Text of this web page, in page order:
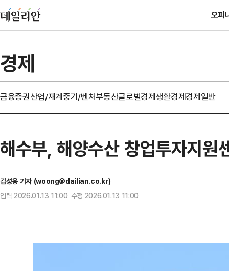
오피
경제
금융증권산업/재계중기/벤처부동산글로벌경제생활경제경제일반
해수부, 해양수산 창업투자지원
김성웅 기자 (woong@dailian.co.kr)
입력 2026.01.13 11:00 수정 2026.01.13 11:00